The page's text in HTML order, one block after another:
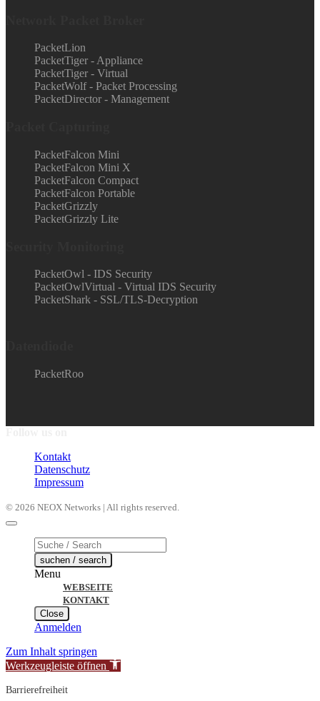
PacketLion
PacketTiger - Appliance
PacketTiger - Virtual
PacketWolf - Packet Processing
PacketDirector - Management
PacketFalcon Mini
PacketFalcon Mini X
PacketFalcon Compact
PacketFalcon Portable
PacketGrizzly
PacketGrizzly Lite
PacketOwl - IDS Security
PacketOwlVirtual - Virtual IDS Security
PacketShark - SSL/TLS-Decryption
PacketRoo
Kontakt
Datenschutz
Impressum
© 2026 NEOX Networks | All rights reserved.
Products
search
suchen / search
Menu
WEBSEITE
KONTAKT
Close
Anmelden
Zum Inhalt springen
Werkzeugleiste öffnen
Barrierefreiheit